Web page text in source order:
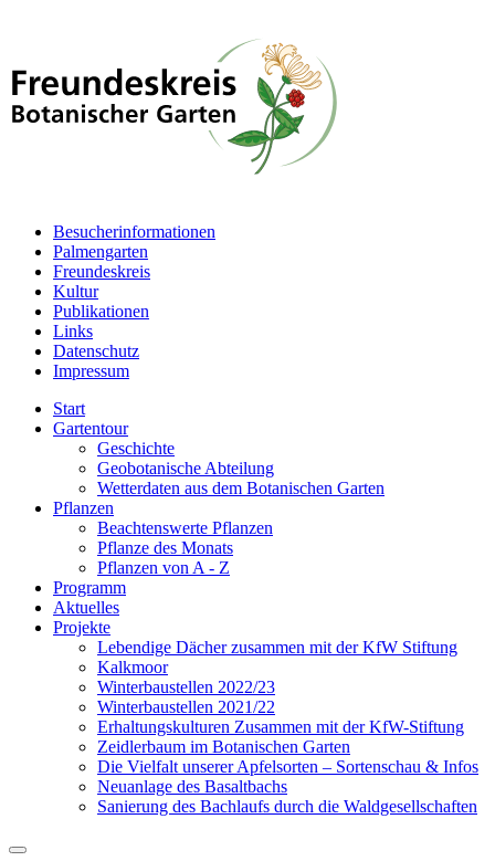
Besucherinformationen
Palmengarten
Freundeskreis
Kultur
Publikationen
Links
Datenschutz
Impressum
Start
Gartentour
Geschichte
Geobotanische Abteilung
Wetterdaten aus dem Botanischen Garten
Pflanzen
Beachtenswerte Pflanzen
Pflanze des Monats
Pflanzen von A - Z
Programm
Aktuelles
Projekte
Lebendige Dächer zusammen mit der KfW Stiftung
Kalkmoor
Winterbaustellen 2022/23
Winterbaustellen 2021/22
Erhaltungskulturen Zusammen mit der KfW-Stiftung
Zeidlerbaum im Botanischen Garten
Die Vielfalt unserer Apfelsorten – Sortenschau & Infos
Neuanlage des Basaltbachs
Sanierung des Bachlaufs durch die Waldgesellschaften